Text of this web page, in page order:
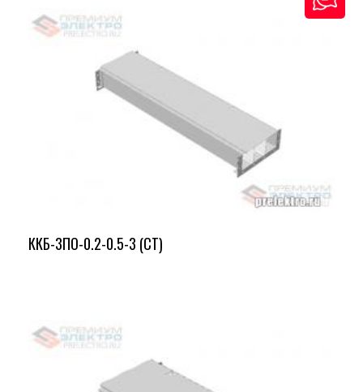
ККБ-3ПО-0.2-0.5-3 (СТ)